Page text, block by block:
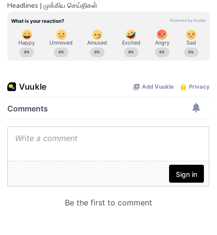
Headlines | முக்கிய செய்திகள்